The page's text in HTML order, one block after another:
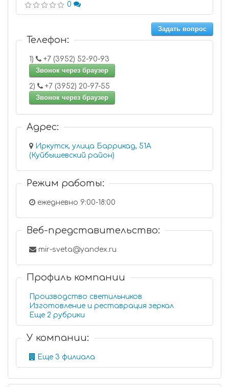
0
Задать вопрос
Телефон:
1)
+7 (3952) 52-90-93
Звонок через браузер
2)
+7 (3952) 20-97-55
Звонок через браузер
Адрес:
Иркутск, улица Баррикад, 51А
(Куйбышевский район)
Режим работы:
ежедневно 9:00-18:00
Веб-представительство:
mir-sveta@yandex.ru
Профиль компании
Производство светильников
Изготовление и реставрация зеркал
Еще 2 рубрики
У компании:
Еще 3 филиала